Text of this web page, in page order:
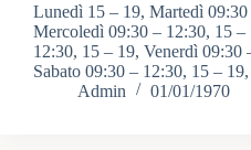
Lunedì 15 – 19, Martedì
Mercoledì 09:30 – 12:30, 15
12:30, 15 – 19, Venerdì 09:30
Sabato 09:30 – 12:30, 15 –
Admin
01/01/1970